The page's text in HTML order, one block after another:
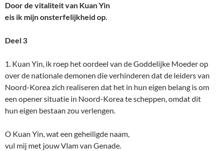
Door de vitaliteit van Kuan Yin
eis ik mijn onsterfelijkheid op.
Deel 3
1. Kuan Yin, ik roep het oordeel van de Goddelijke Moeder op
over de nationale demonen die verhinderen dat de leiders van
Noord-Korea zich realiseren dat het in hun eigen belang is om
een opener situatie in Noord-Korea te scheppen, omdat dit
hun eigen bestaan zou verlengen.
O Kuan Yin, wat een geheiligde naam,
vul mij met jouw Vlam van Genade.